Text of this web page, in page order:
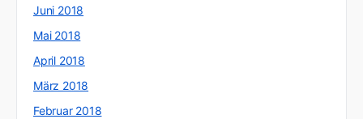
Juni 2018
Mai 2018
April 2018
März 2018
Februar 2018